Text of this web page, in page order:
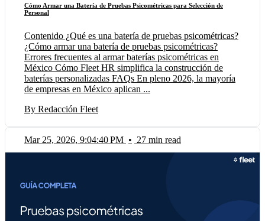
Cómo Armar una Batería de Pruebas Psicométricas para Selección de
Personal
Contenido ¿Qué es una batería de pruebas psicométricas?
¿Cómo armar una batería de pruebas psicométricas?
Errores frecuentes al armar baterías psicométricas en
México Cómo Fleet HR simplifica la construcción de
baterías personalizadas FAQs En pleno 2026, la mayoría
de empresas en México aplican ...
By Redacción Fleet
Mar 25, 2026, 9:04:40 PM • 27 min read